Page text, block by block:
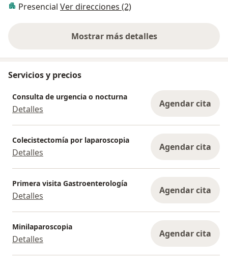
Presencial Ver direcciones (2)
Mostrar más detalles
sobre la experiencia
Servicios y precios
Consulta de urgencia o nocturna
Detalles Agendar cita
Colecistectomía por laparoscopia
Detalles Agendar cita
Primera visita Gastroenterología
Detalles Agendar cita
Minilaparoscopia
Detalles Agendar cita